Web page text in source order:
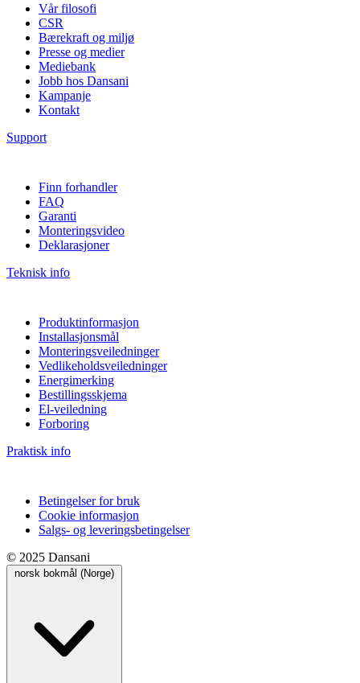
Vår filosofi
CSR
Bærekraft og miljø
Presse og medier
Mediebank
Jobb hos Dansani
Kampanje
Kontakt
Support
Finn forhandler
FAQ
Garanti
Monteringsvideo
Deklarasjoner
Teknisk info
Produktinformasjon
Installasjonsmål
Monteringsveiledninger
Vedlikeholdsveiledninger
Energimerking
Bestillingsskjema
El-veiledning
Forboring
Praktisk info
Betingelser for bruk
Cookie informasjon
Salgs- og leveringsbetingelser
© 2025 Dansani
norsk bokmål (Norge)